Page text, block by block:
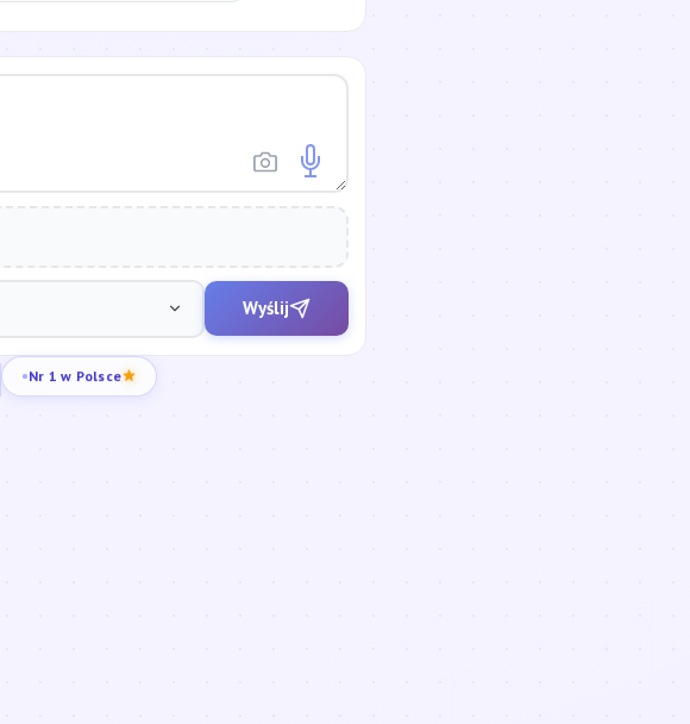
Wyślij
Nr 1 w Polsce